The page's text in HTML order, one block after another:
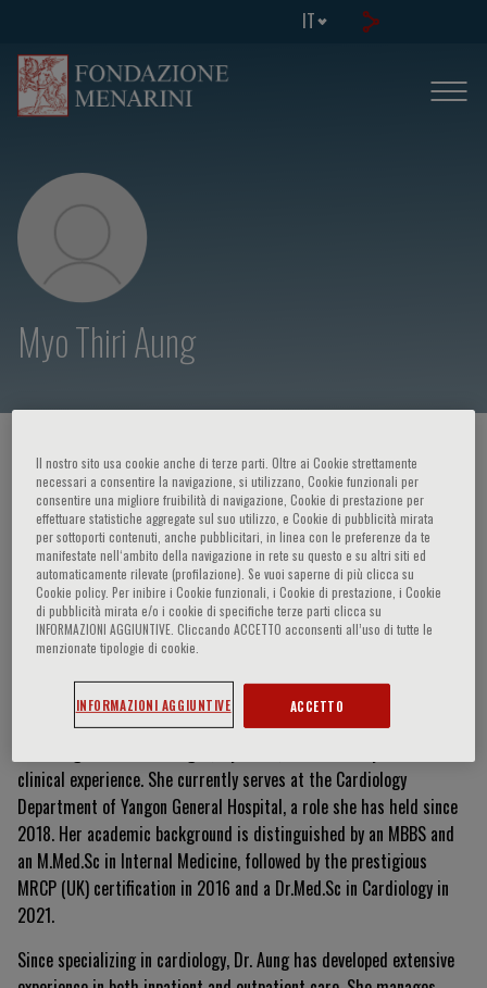
IT
Myo Thiri Aung
HOME PAGE CORSI ED EVENTI / RELATORE
Myo Thiri Aung
Curriculum Vitae
Dr. Myo Thiri Aung is a highly accomplished Consultant
clinical experience. She currently serves at the Cardiology
Department of Yangon General Hospital, a role she has held since
2018. Her academic background is distinguished by an MBBS and
an M.Med.Sc in Internal Medicine, followed by the prestigious
MRCP (UK) certification in 2016 and a Dr.Med.Sc in Cardiology in
2021.
Since specializing in cardiology, Dr. Aung has developed extensive
Il nostro sito usa cookie anche di terze parti. Oltre ai Cookie strettamente
necessari a consentire la navigazione, si utilizzano, Cookie funzionali per
consentire una migliore fruibilità di navigazione, Cookie di prestazione per
effettuare statistiche aggregate sul suo utilizzo, e Cookie di pubblicità mirata
per sottoporti contenuti, anche pubblicitari, in linea con le preferenze da te
manifestate nell‘ambito della navigazione in rete su questo e su altri siti ed
automaticamente rilevate (profilazione). Se vuoi saperne di più clicca su
Cookie policy. Per inibire i Cookie funzionali, i Cookie di prestazione, i Cookie
di pubblicità mirata e/o i cookie di specifiche terze parti clicca su
INFORMAZIONI AGGIUNTIVE. Cliccando ACCETTO acconsenti all’uso di tutte le
menzionate tipologie di cookie.
INFORMAZIONI AGGIUNTIVE ACCETTO